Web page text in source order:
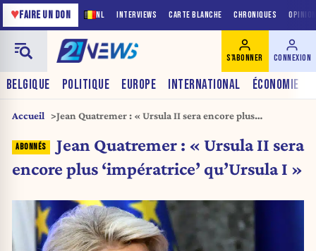
NL INTERVIEWS CARTE BLANCHE CHRONIQUES
♥FAIRE UN DON
BELGIQUE POLITIQUE EUROPE INTERNATIONAL ÉCONOMIE
S'ABONNER CONNEXION
Accueil
Jean Quatremer : « Ursula II sera encore plus
Jean Quatremer : « Ursula II sera
encore plus ‘impératrice’ qu’Ursula I »